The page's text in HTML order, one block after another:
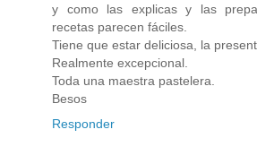
y como las explicas y las
recetas parecen fáciles.
Tiene que estar deliciosa, la
Realmente excepcional.
Toda una maestra pastelera.
Besos
Responder